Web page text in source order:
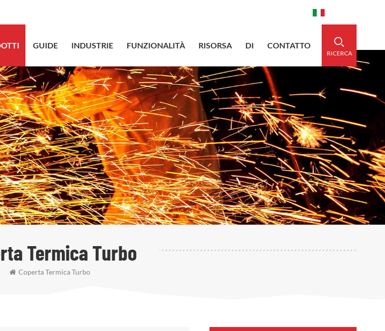
RICERCA
GUIDE INDUSTRIE FUNZIONALITÀ RISORSA DI CONTATTO
Termica Turbo
Coperta Termica Turbo